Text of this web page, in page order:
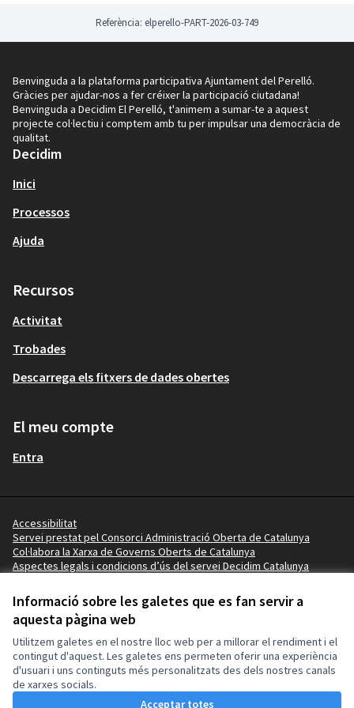
Informació sobre les galetes que es fan servir a
aquesta pàgina web
Utilitzem galetes en el nostre lloc web per a millorar el rendiment i el
contingut d'aquest. Les galetes ens permeten oferir una experiència
d'usuari i uns continguts més personalitzats des dels nostres canals
de xarxes socials.
Acceptar totes
Les normes i el funcionament del procés queden
procés serà revisat periòdicament i estarà acompanyat
per l’equip tècnic municipal.
És el teu poble. És el teu pressupost. Participa i
decideix.
Referència: elperello-PART-2026-03-749
Benvinguda a la plataforma participativa Ajuntament del Perelló.
Gràcies per ajudar-nos a fer créixer la participació ciutadana!
Benvinguda a Decidim El Perelló, t'animem a sumar-te a aquest
projecte col·lectiu i comptem amb tu per impulsar una democràcia de
qualitat.
Decidim
Inici
Processos
Ajuda
Recursos
Activitat
Trobades
Descarrega els fitxers de dades obertes
El meu compte
Entra
Accessibilitat
Servei prestat pel Consorci Administració Oberta de Catalunya
Col·labora la Xarxa de Governs Oberts de Catalunya
Aspectes legals i condicions d’ús del servei Decidim Catalunya
Termes i condicions
Configuració de les galetes
Ajuntament del Perelló a X
(Enllaç extern)
Ajuntament del Perelló a Facebook
(Enllaç extern)
Ajuntament del Perelló a Instagram
(Enllaç extern)
Ajuntament del Perelló a GitHub
(Enllaç extern)
Amb
(Enllaç